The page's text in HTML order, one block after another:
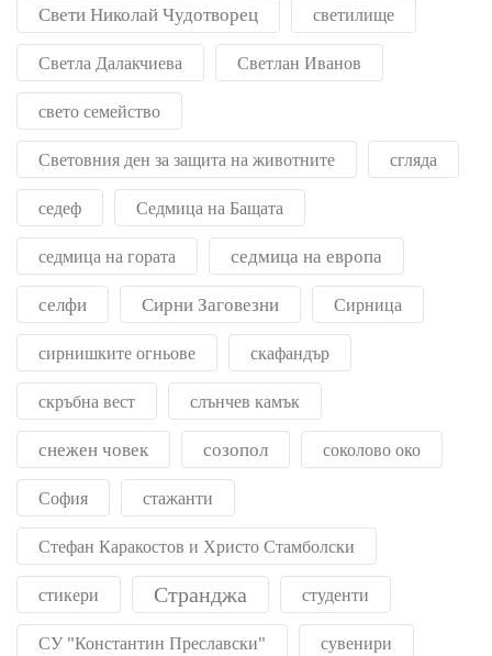
Свети Николай Чудотворец светилище
Светла Далакчиева Светлан Иванов
свето семейство
Световния ден за защита на животните сгляда
седеф Седмица на Бащата
седмица на гората седмица на европа
селфи Сирни Заговезни Сирница
сирнишките огньове скафандър
скръбна вест слънчев камък
снежен човек созопол соколово око
София стажанти
Стефан Каракостов и Христо Стамболски
стикери Странджа студенти
СУ "Константин Преславски" сувенири